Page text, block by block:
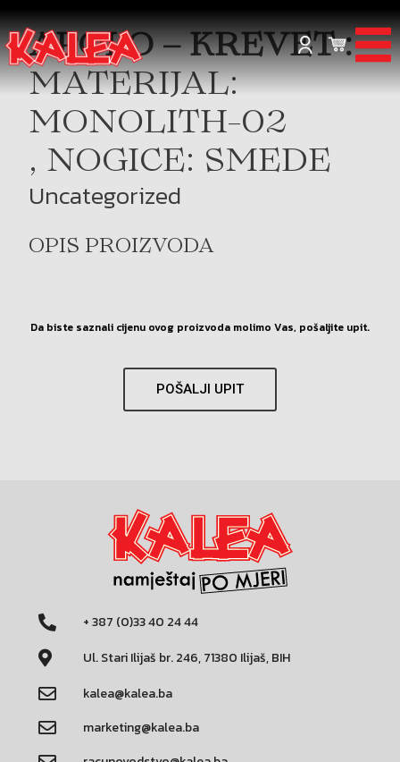
APOLO – KREVET :
MATERIJAL:
MONOLITH-02
, NOGICE: SMEDE
Uncategorized
OPIS PROIZVODA
Da biste saznali cijenu ovog proizvoda molimo Vas, pošaljite upit.
POŠALJI UPIT
+ 387 (0)33 40 24 44
Ul. Stari Ilijaš br. 246, 71380 Ilijaš, BIH
kalea@kalea.ba
marketing@kalea.ba